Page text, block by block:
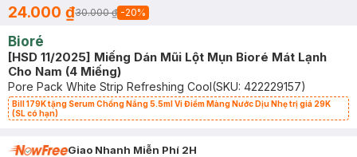
24.000 ₫30.000 ₫ -20%
Bioré
[HSD 11/2025] Miếng Dán Mũi Lột Mụn Bioré Mát Lạnh
Cho Nam (4 Miếng)
Pore Pack White Strip Refreshing Cool(SKU: 422229157)
Bill 179K tặng Serum Chống Nắng 5.5ml Vi Điểm Màng Nước Dịu Nhẹ trị giá 29K
(SL có hạn)
Giao Nhanh Miễn Phí 2H